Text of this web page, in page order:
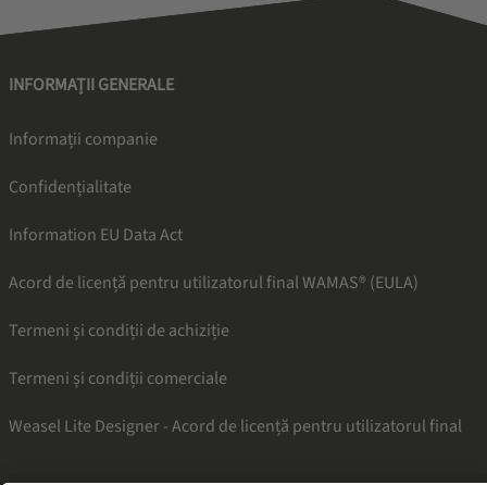
INFORMAȚII GENERALE
Informații companie
Confidențialitate
Information EU Data Act
Acord de licență pentru utilizatorul final WAMAS® (EULA)
Termeni și condiții de achiziție
Termeni și condiții comerciale
Weasel Lite Designer - Acord de licență pentru utilizatorul final